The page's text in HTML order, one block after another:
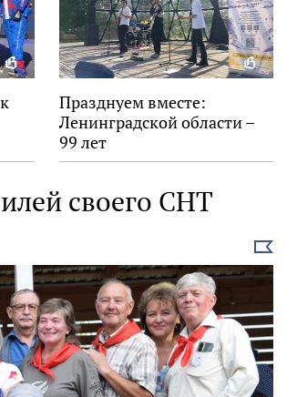
Празднуем вместе:
Ленинградской области –
99 лет
своего СНТ
Выбрать
новость